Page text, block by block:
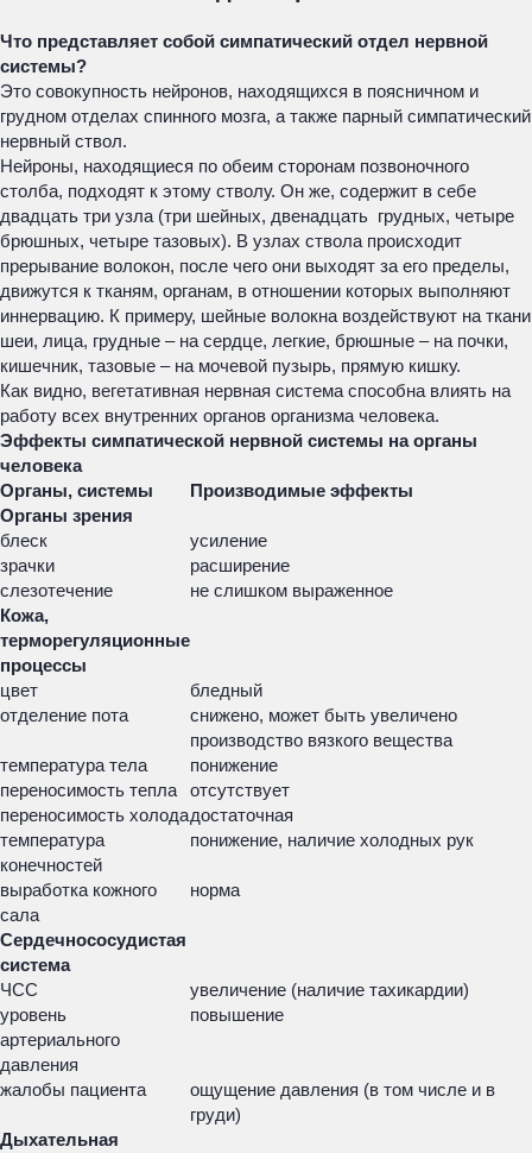
Что представляет собой симпатический отдел нервной
системы?
Это совокупность нейронов, находящихся в поясничном и
грудном отделах спинного мозга, а также парный симпатический
нервный ствол.
Нейроны, находящиеся по обеим сторонам позвоночного
столба, подходят к этому стволу. Он же, содержит в себе
двадцать три узла (три шейных, двенадцать грудных, четыре
брюшных, четыре тазовых). В узлах ствола происходит
прерывание волокон, после чего они выходят за его пределы,
движутся к тканям, органам, в отношении которых выполняют
иннервацию. К примеру, шейные волокна воздействуют на ткани
шеи, лица, грудные – на сердце, легкие, брюшные – на почки,
кишечник, тазовые – на мочевой пузырь, прямую кишку.
Как видно, вегетативная нервная система способна влиять на
работу всех внутренних органов организма человека.
Эффекты симпатической нервной системы на органы
человека
Органы, системы
Производимые эффекты
Органы зрения
блеск
усиление
зрачки
расширение
слезотечение
не слишком выраженное
Кожа,
терморегуляционные
процессы
цвет
бледный
отделение пота
снижено, может быть увеличено
производство вязкого вещества
температура тела
понижение
переносимость тепла
отсутствует
переносимость холодадостаточная
температура
конечностей
понижение, наличие холодных рук
выработка кожного
сала
норма
Сердечнососудистая
система
ЧСС
увеличение (наличие тахикардии)
уровень
артериального
давления
повышение
жалобы пациента
ощущение давления (в том числе и в
груди)
Дыхательная